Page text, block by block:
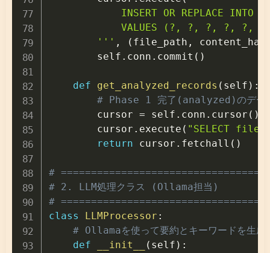
INSERT OR REPLACE INTO
VALUES (?, ?, ?, ?, ?,
        '''
, ( file_path ,
        self
. conn . commit ( )
def get_analyzed_records ( self ) :
# Phase 1 完了(analyzed)のデー
        cursor
= self . conn . cursor ( )
        cursor
. execute ( "SELECT
return cursor . fetchall ( )
#
# 2. LLM処理クラス (Ollama担当)
#
class
LLMProcessor :
# Ollamaを使って要約とキーワードを生成
def
__init__ ( self ) :